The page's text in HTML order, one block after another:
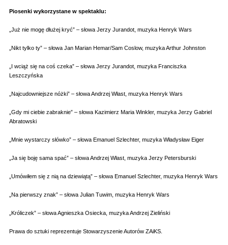
Piosenki wykorzystane w spektaklu:
„Już nie mogę dłużej kryć” – słowa Jerzy Jurandot, muzyka Henryk Wars
„Nikt tylko ty” – słowa Jan Marian Hemar/Sam Coslow, muzyka Arthur Johnston
„I wciąż się na coś czeka” – słowa Jerzy Jurandot, muzyka Franciszka
Leszczyńska
„Najcudowniejsze nóżki” – słowa Andrzej Włast, muzyka Henryk Wars
„Gdy mi ciebie zabraknie” – słowa Kazimierz Maria Winkler, muzyka Jerzy Gabriel
Abratowski
„Mnie wystarczy słówko” – słowa Emanuel Szlechter, muzyka Władysław Eiger
„Ja się boję sama spać” – słowa Andrzej Włast, muzyka Jerzy Petersburski
„Umówiłem się z nią na dziewiątą” – słowa Emanuel Szlechter, muzyka Henryk Wars
„Na pierwszy znak” – słowa Julian Tuwim, muzyka Henryk Wars
„Króliczek” – słowa Agnieszka Osiecka, muzyka Andrzej Zieliński
Prawa do sztuki reprezentuje Stowarzyszenie Autorów ZAiKS.